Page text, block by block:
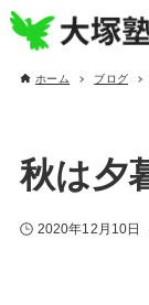
ホーム ブログ
秋は夕
2020年12月10日